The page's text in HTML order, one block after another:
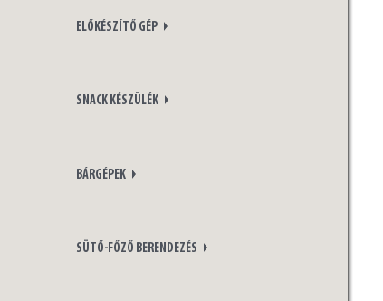
ELŐKÉSZÍTŐ GÉP
SNACK KÉSZÜLÉK
BÁRGÉPEK
SÜTŐ-FŐZŐ BERENDEZÉS